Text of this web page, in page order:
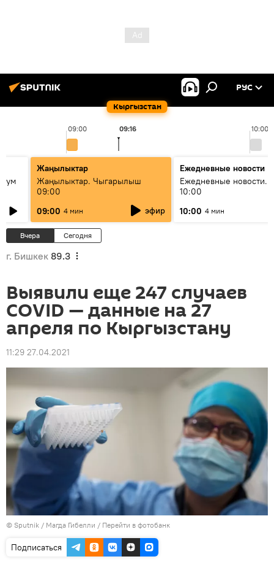
Кыргызстан
РУС
09:00 10:00
09:16
Жаңылыктар
Жаңылыктар. Чыгарылыш
09:00
09:00 4 мин эфир
Ежедневные новости
Ежедневные новости.
10:00
10:00 4 мин
Вчера Сегодня
г. Бишкек 89.3
Выявили еще 247 случаев
COVID — данные на 27
апреля по Кыргызстану
11:29 27.04.2021
© Sputnik / Магда Гибелли / Перейти в фотобанк
Подписаться